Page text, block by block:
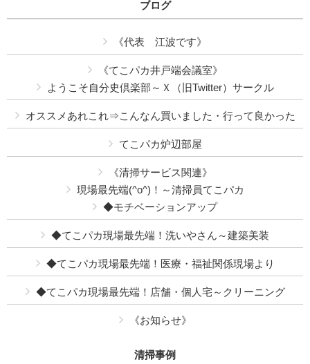
ブログ
《代表 江波です》
《てこパカ井戸端会議室》
ようこそ自分史倶楽部～Ｘ（旧Twitter）サークル
オススメあれこれ⇒こんなん買いました・行って良かった
てこパカ炉辺部屋
《清掃サービス関連》
現場最先端(^o^)！～清掃員てこパカ
◆モチベーションアップ
◆てこパカ現場最先端！洗いやさん～建築美装
◆てこパカ現場最先端！医療・福祉関係現場より
◆てこパカ現場最先端！店舗・個人宅～クリーニング
《お知らせ》
清掃事例